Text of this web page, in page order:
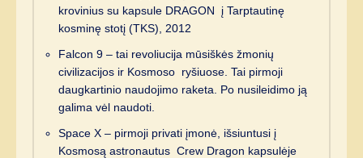
krovinius su kapsule DRAGON į Tarptautinę
kosminę stotį (TKS), 2012
Falcon 9 – tai revoliucija mūsiškės žmonių
civilizacijos ir Kosmoso ryšiuose. Tai pirmoji
daugkartinio naudojimo raketa. Po nusileidimo ją
galima vėl naudoti.
Space X – pirmoji privati įmonė, išsiuntusi į
Kosmosą astronautus Crew Dragon kapsulėje